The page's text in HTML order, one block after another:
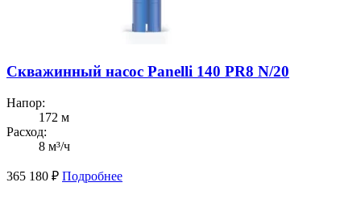
Скважинный насос Panelli 140 PR8 N/20
Напор:
172 м
Расход:
8 м³/ч
365 180 ₽ Подробнее